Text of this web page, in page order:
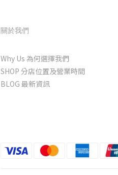
關於我們
Why Us 為何選擇我們
SHOP 分店位置及營業時間
BLOG 最新資訊